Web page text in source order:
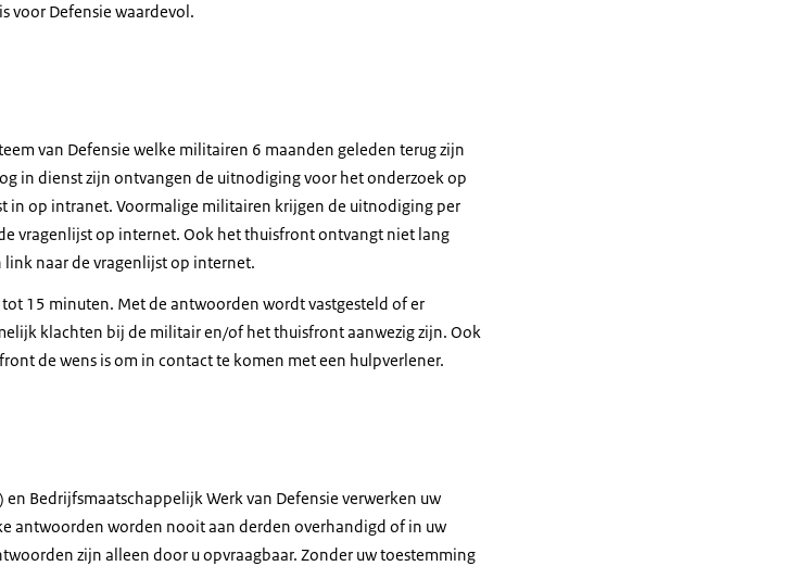
voor Defensie waardevol.
van Defensie welke militairen 6 maanden geleden terug zijn
in dienst zijn ontvangen de uitnodiging voor het onderzoek op
in op intranet. Voormalige militairen krijgen de uitnodiging per
vragenlijst op internet. Ook het thuisfront ontvangt niet lang
naar de vragenlijst op internet.
15 minuten. Met de antwoorden wordt vastgesteld of er
klachten bij de militair en/of het thuisfront aanwezig zijn. Ook
de wens is om in contact te komen met een hulpverlener.
en Bedrijfsmaatschappelijk Werk van Defensie verwerken uw
antwoorden worden nooit aan derden overhandigd of in uw
zijn alleen door u opvraagbaar. Zonder uw toestemming